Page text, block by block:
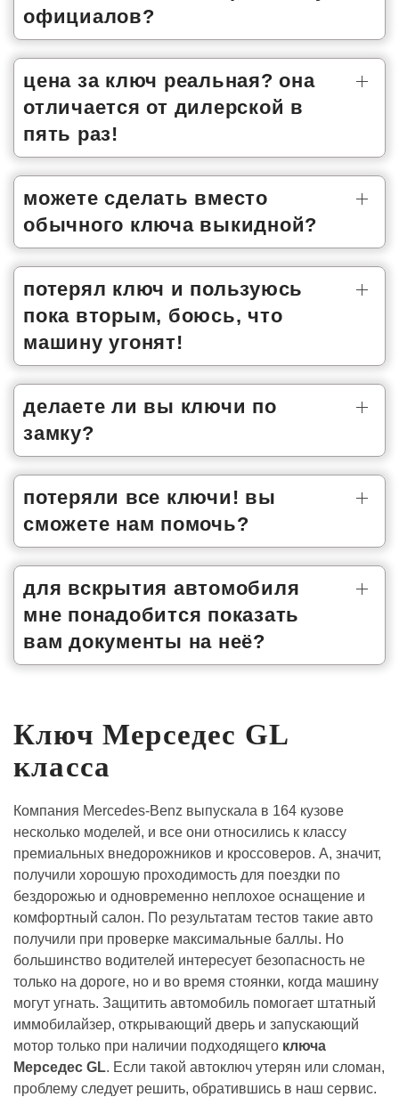
официалов?
цена за ключ реальная? она
отличается от дилерской в
пять раз!
можете сделать вместо
обычного ключа выкидной?
потерял ключ и пользуюсь
пока вторым, боюсь, что
машину угонят!
делаете ли вы ключи по
замку?
потеряли все ключи! вы
сможете нам помочь?
для вскрытия автомобиля
мне понадобится показать
вам документы на неё?
Ключ Мерседес GL
класса
Компания Mercedes-Benz выпускала в 164 кузове
несколько моделей, и все они относились к классу
премиальных внедорожников и кроссоверов. А, значит,
получили хорошую проходимость для поездки по
бездорожью и одновременно неплохое оснащение и
комфортный салон. По результатам тестов такие авто
получили при проверке максимальные баллы. Но
большинство водителей интересует безопасность не
только на дороге, но и во время стоянки, когда машину
могут угнать. Защитить автомобиль помогает штатный
иммобилайзер, открывающий дверь и запускающий
мотор только при наличии подходящего ключа
Мерседес GL. Если такой автоключ утерян или сломан,
проблему следует решить, обратившись в наш сервис.